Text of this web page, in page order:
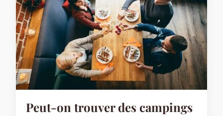
Peut-on trouver des campings